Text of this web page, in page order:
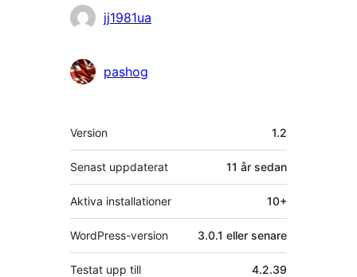
Bidragande
jj1981ua
pashog
Meta
Version 1.2
Senast uppdaterat 11 år sedan
Aktiva installationer 10+
WordPress-version 3.0.1 eller senare
Testat upp till 4.2.39